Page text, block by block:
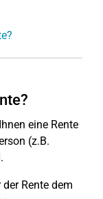
eine Rente
(z.B.
Rente dem